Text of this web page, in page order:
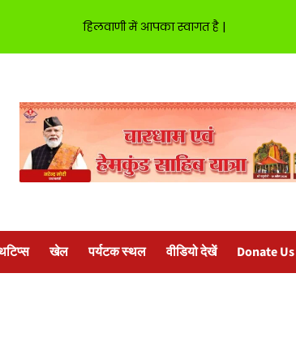
खेल पर्यटक स्थल वीडियो देखें Donate Us
हिलवाणी में आपका स्वागत है |